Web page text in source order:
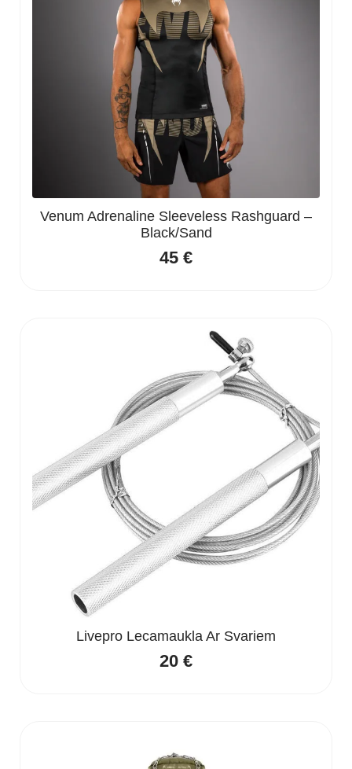
Venum Adrenaline Sleeveless Rashguard –
Black/Sand
45 €
Livepro Lecamaukla Ar Svariem
20 €